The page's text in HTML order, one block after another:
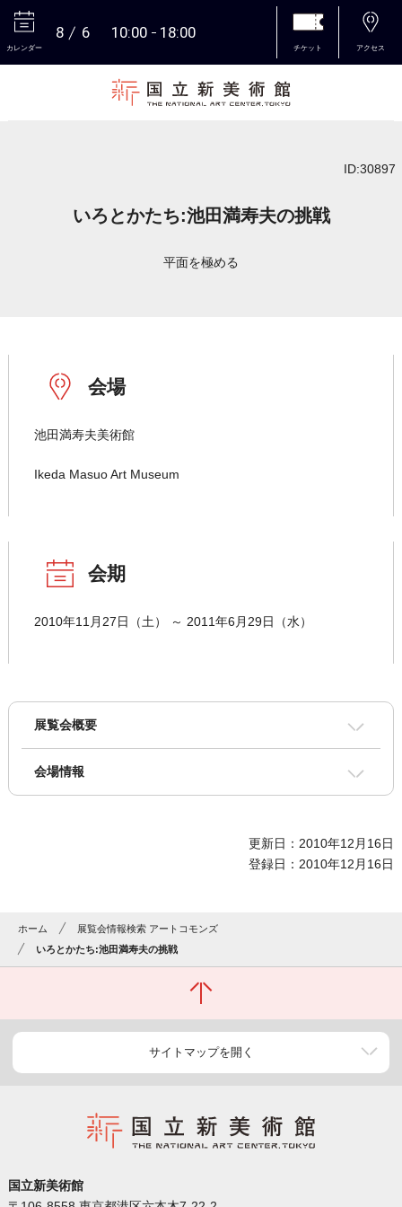
カレンダー
8 6 10:00 18:00
チケット アクセス
ID:30897
いろとかたち:池田満寿夫の挑戦
平面を極める
会場
池田満寿夫美術館
Ikeda Masuo Art Museum
会期
2010年11月27日（土） ～ 2011年6月29日（水）
展覧会概要
会場情報
更新日：2010年12月16日
登録日：2010年12月16日
ホーム
展覧会情報検索 アートコモンズ
いろとかたち:池田満寿夫の挑戦
サイトマップを開く
国立新美術館